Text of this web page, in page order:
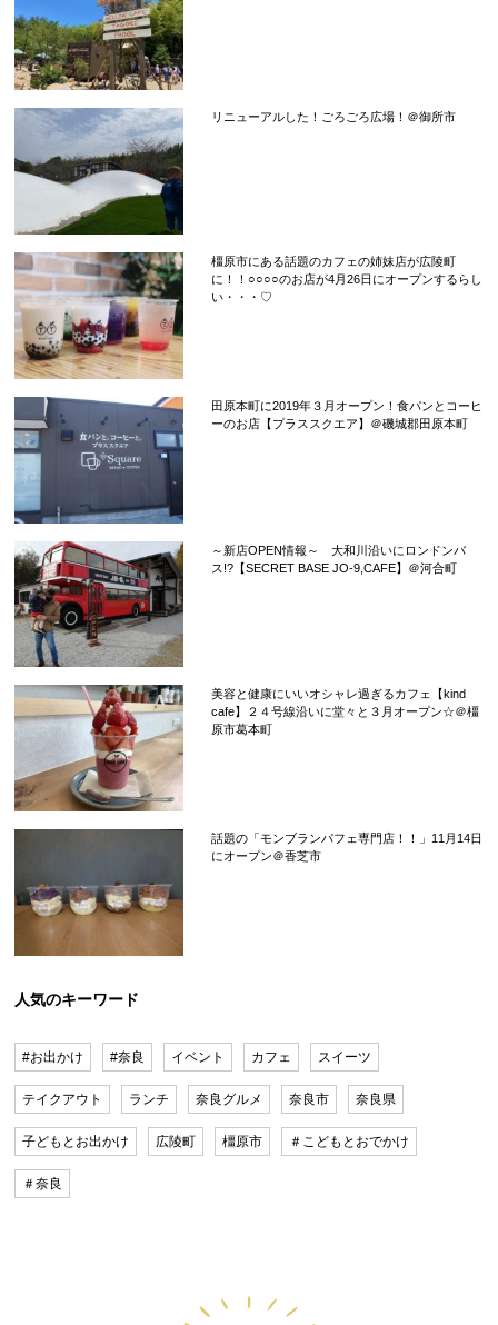
リニューアルした！ごろごろ広場！＠御所市
橿原市にある話題のカフェの姉妹店が広陵町
に！！○○○○のお店が4月26日にオープンするらし
い・・・♡
田原本町に2019年３月オープン！食パンとコーヒ
ーのお店【プラススクエア】＠磯城郡田原本町
～新店OPEN情報～ 大和川沿いにロンドンバ
ス!?【SECRET BASE JO-9,CAFE】＠河合町
美容と健康にいいオシャレ過ぎるカフェ【kind
cafe】２４号線沿いに堂々と３月オープン☆＠橿
原市葛本町
話題の「モンブランパフェ専門店！！」11月14日
にオープン＠香芝市
人気のキーワード
#お出かけ #奈良 イベント カフェ スイーツ
テイクアウト ランチ 奈良グルメ 奈良市 奈良県
子どもとお出かけ 広陵町 橿原市 ＃こどもとおでかけ
＃奈良